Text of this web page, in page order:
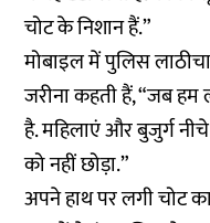
चोट के निशान हैं.”
मोबाइल में पुलिस
जरीना कहती हैं, “जब
है. महिलाएं और बुजुर्ग
को नहीं छोड़ा.”
अपने हाथ पर लगी चोट